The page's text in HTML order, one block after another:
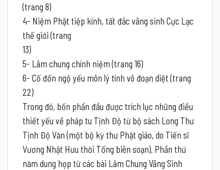
(trang 8)
4- Niệm Phật tiệp kính, tất đắc vãng sinh Cực Lạc
thế giới (trang
13)
5- Lâm chung chính niệm (trang 16)
6- Cố đốn ngộ yếu môn lý tính vô đoạn diệt (trang
22)
Trong đó, bốn phần đầu được trích lục những điều
thiết yếu về pháp tu Tịnh Độ từ bộ sách Long Thư
Tịnh Độ Văn (một bộ kỳ thư Phật giáo, do Tiến sĩ
Vương Nhật Hưu thời Tống biên soạn). Phần thứ
năm dung hợp từ các bài Lâm Chung Vãng Sinh